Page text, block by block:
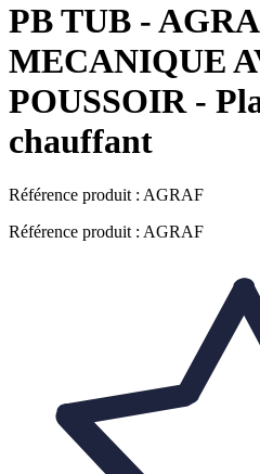
PB TUB -
MECANIQUE
POUSSOIR -
chauffant
Référence produit : AGRAF
Référence produit : AGRAF